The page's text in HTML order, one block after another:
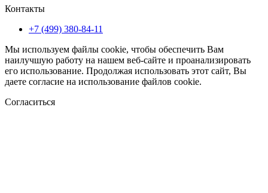
Контакты
+7 (499) 380-84-11
Мы используем файлы cookie, чтобы обеспечить Вам
наилучшую работу на нашем веб-сайте и проанализировать
его использование. Продолжая использовать этот сайт, Вы
даете согласие на использование файлов cookie.
Согласиться